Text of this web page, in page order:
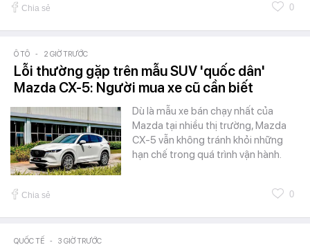
Chia sẻ 0
Ô TÔ - 2 GIỜ TRƯỚC
Lỗi thường gặp trên mẫu SUV 'quốc dân'
Mazda CX-5: Người mua xe cũ cần biết
Dù là mẫu xe bán chạy nhất của
Mazda tại nhiều thị trường, Mazda
CX-5 vẫn không tránh khỏi những
hạn chế trong quá trình vận hành.
Chia sẻ 0
QUỐC TẾ - 3 GIỜ TRƯỚC